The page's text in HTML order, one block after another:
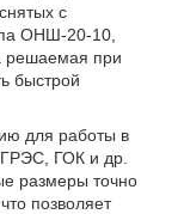
с
ОНШ-20-10,
при
быстрой
для работы в
ГОК и др.
размеры точно
позволяет